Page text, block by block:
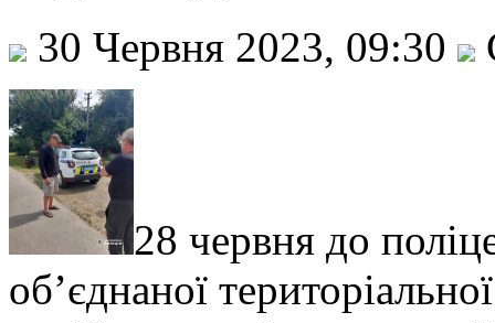
30 Червня 2023, 09:30
28 червня до
об’єднаної